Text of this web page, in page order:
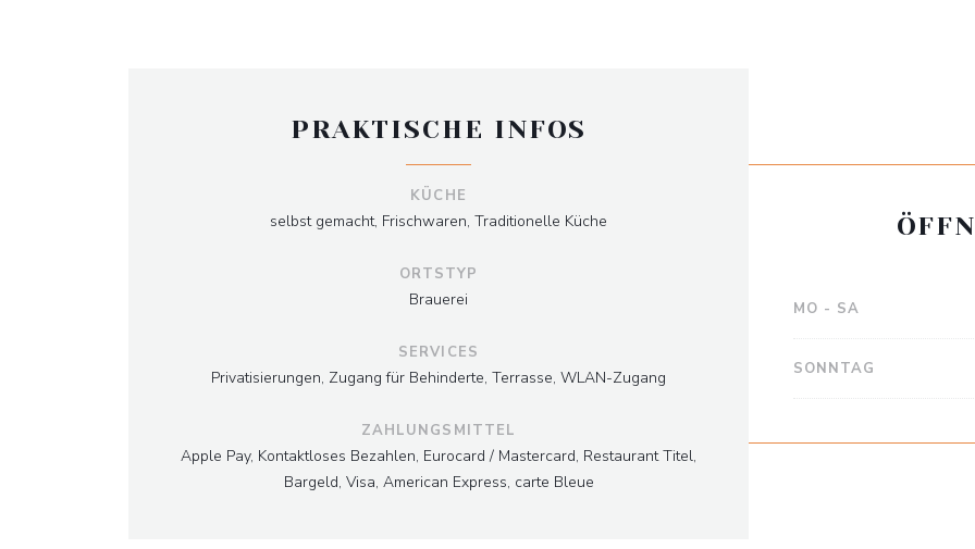
PRAKTISCHE INFOS
KÜCHE
selbst gemacht, Frischwaren, Traditionelle Küche
ORTSTYP
Brauerei
SERVICES
Privatisierungen, Zugang für Behinderte, Terrasse, WLAN-Zugang
ZAHLUNGSMITTEL
Apple Pay, Kontaktloses Bezahlen, Eurocard / Mastercard, Restaurant Titel,
Bargeld, Visa, American Express, carte Bleue
MO - SA
SONNTAG